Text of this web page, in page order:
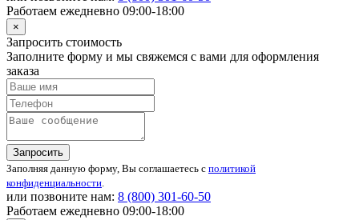
Работаем ежедневно 09:00-18:00
×
Запросить стоимость
Заполните форму и мы свяжемся с вами для оформления
заказа
Запросить
Заполняя данную форму, Вы соглашаетесь с политикой
конфиденциальности.
или позвоните нам: 8 (800) 301-60-50
Работаем ежедневно 09:00-18:00